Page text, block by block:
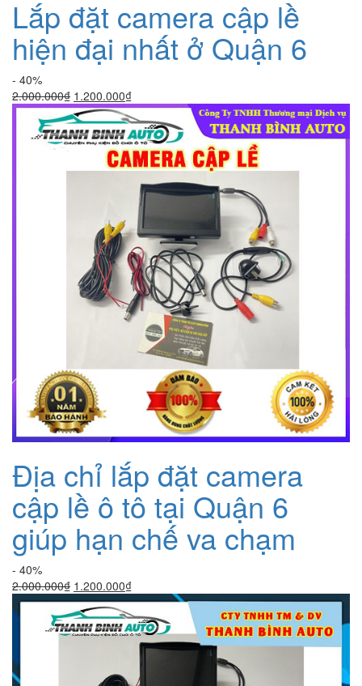
Lắp đặt camera cập lề
hiện đại nhất ở Quận 6
- 40%
2.000.000₫ Giá
gốc
là:
2.000.000₫.
1.200.000₫Giá
hiện
tại
là:
1.200.000₫.
Địa chỉ lắp đặt camera
cập lề ô tô tại Quận 6
giúp hạn chế va chạm
- 40%
2.000.000₫ Giá
gốc
là:
2.000.000₫.
1.200.000₫Giá
hiện
tại
là:
1.200.000₫.